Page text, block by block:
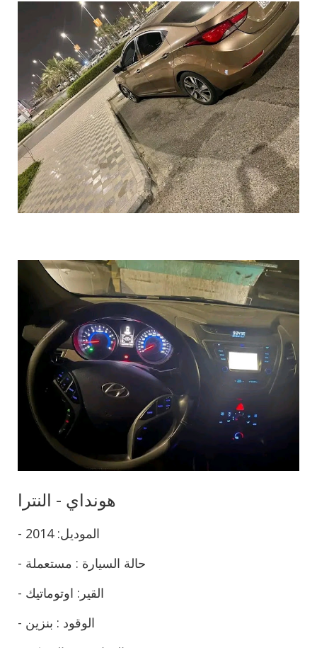
هونداي - النترا
- الموديل: 2014
- حالة السيارة : مستعملة
- القير: اوتوماتيك
- الوقود : بنزين